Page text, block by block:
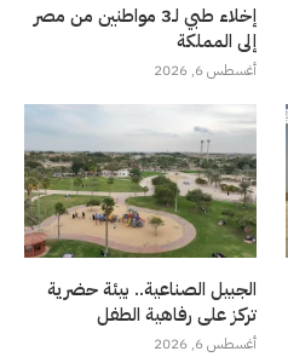
إخلاء طبي لـ3 مواطنين من مصر
إلى المملكة
أغسطس 6, 2026
الجبيل الصناعية.. بيئة حضرية
تركز على رفاهية الطفل
أغسطس 6, 2026